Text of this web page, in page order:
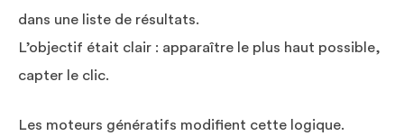
dans une liste de résultats.
L’objectif était clair : apparaître le plus haut possible,
capter le clic.
Les moteurs génératifs modifient cette logique.